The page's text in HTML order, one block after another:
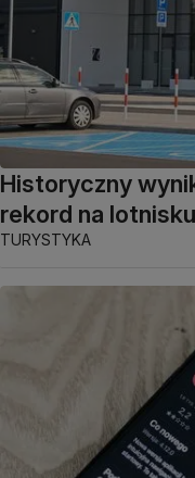
Historyczny
rekord na
TURYSTYKA